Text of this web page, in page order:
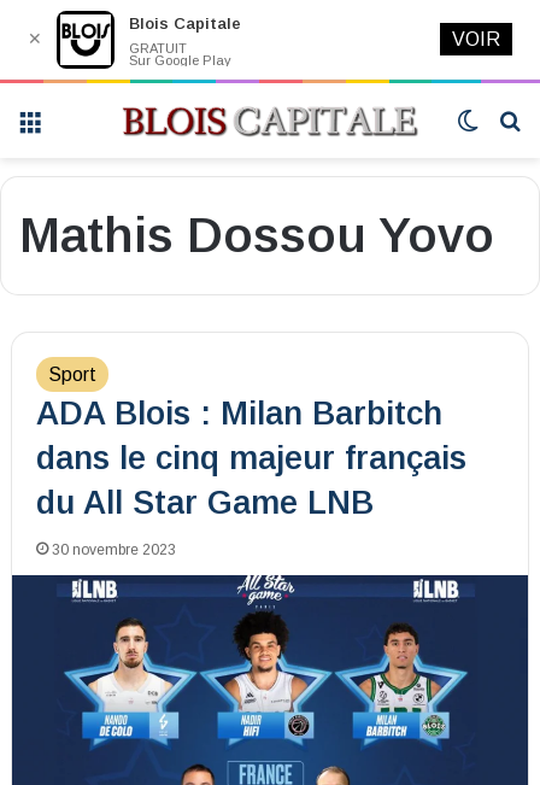
Switch
Mathis Dossou Yovo
Sport
ADA Blois : Milan Barbitch
dans le cinq majeur français
du All Star Game LNB
30 novembre 2023
✕
Blois Capitale
GRATUIT
Sur Google Play
VOIR